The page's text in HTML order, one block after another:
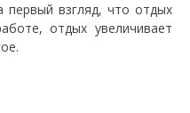
взгляд, что отдых
отдых увеличивает